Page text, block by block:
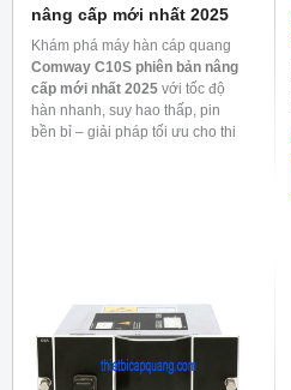
nâng cấp mới nhất 2025
Khám phá máy hàn cáp quang
Comway C10S phiên bản nâng
cấp mới nhất 2025 với tốc độ
hàn nhanh, suy hao thấp, pin
bền bỉ – giải pháp tối ưu cho thi